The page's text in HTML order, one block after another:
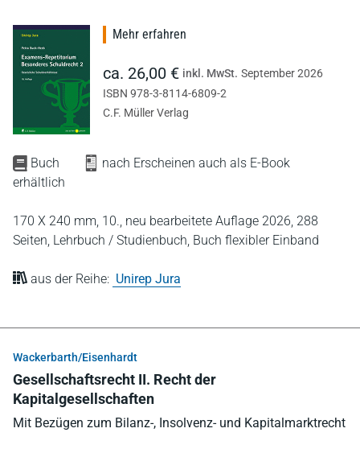
Buch
nach Erscheinen auch als E-Book
erhältlich
170 X 240 mm, 10., neu bearbeitete Auflage 2026, 288
Seiten, Lehrbuch / Studienbuch, Buch flexibler Einband
aus der Reihe: Unirep Jura
Mehr erfahren
ca. 26,00 € inkl. MwSt. September 2026
ISBN 978-3-8114-6809-2
C.F. Müller Verlag
Wackerbarth/Eisenhardt
Gesellschaftsrecht II. Recht der
Kapitalgesellschaften
Mit Bezügen zum Bilanz-, Insolvenz- und Kapitalmarktrecht